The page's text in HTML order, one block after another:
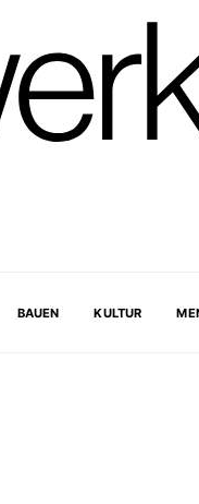
BAUEN KULTUR